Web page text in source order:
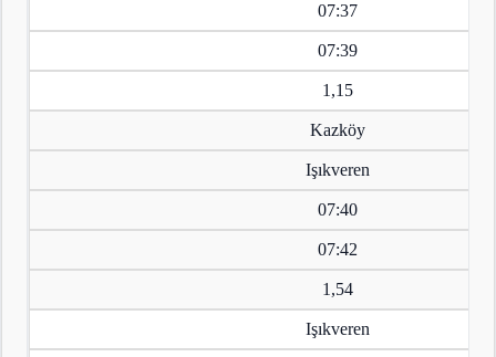
07:37
07:39
1,15
Kazköy
Işıkveren
07:40
07:42
1,54
Işıkveren